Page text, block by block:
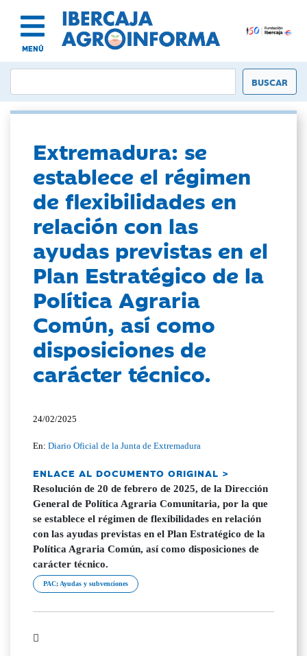
MENÚ
Extremadura: se
establece el régimen
de flexibilidades en
relación con las
ayudas previstas en el
Plan Estratégico de la
Política Agraria
Común, así como
disposiciones de
carácter técnico.
24/02/2025
En:Diario Oficial de la Junta de Extremadura
ENLACE AL DOCUMENTO ORIGINAL >
Resolución de 20 de febrero de 2025, de la Dirección
General de Política Agraria Comunitaria, por la que
se establece el régimen de flexibilidades en relación
con las ayudas previstas en el Plan Estratégico de la
Política Agraria Común, así como disposiciones de
carácter técnico.
PAC; Ayudas y subvenciones